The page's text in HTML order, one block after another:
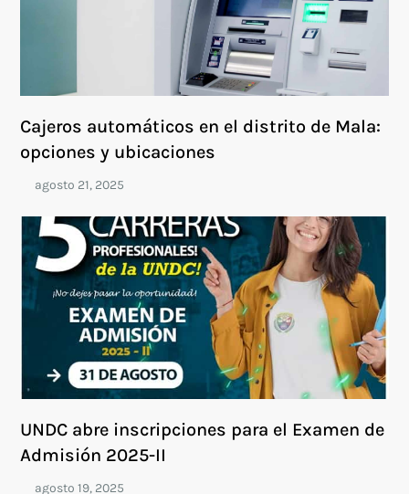
Cajeros automáticos en el distrito de Mala:
opciones y ubicaciones
UNDC abre inscripciones para el Examen de
Admisión 2025-II